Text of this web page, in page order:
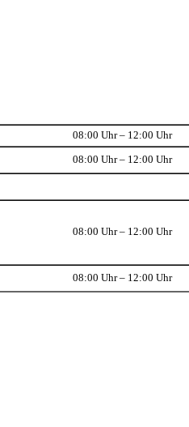
08:00 Uhr – 12:00 Uhr
08:00 Uhr – 12:00 Uhr
08:00 Uhr – 12:00 Uhr
08:00 Uhr – 12:00 Uhr